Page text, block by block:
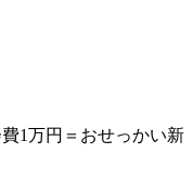
1万円＝おせっかい新